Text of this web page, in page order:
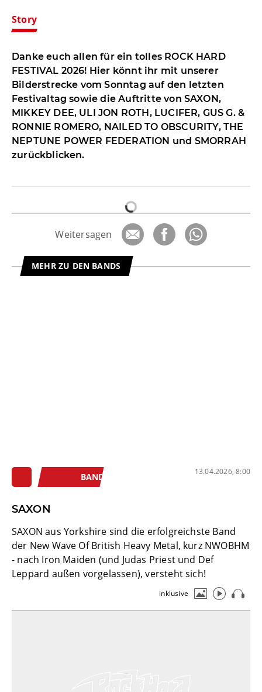
Story
Danke euch allen für ein tolles ROCK HARD
FESTIVAL 2026! Hier könnt ihr mit unserer
Bilderstrecke vom Sonntag auf den letzten
Festivaltag sowie die Auftritte von SAXON,
MIKKEY DEE, ULI JON ROTH, LUCIFER, GUS G. &
RONNIE ROMERO, NAILED TO OBSCURITY, THE
NEPTUNE POWER FEDERATION und SMORRAH
zurückblicken.
Weitersagen
MEHR ZU DEN BANDS
BAND 13.04.2026, 8:00
SAXON
SAXON aus Yorkshire sind die erfolgreichste Band
der New Wave Of British Heavy Metal, kurz NWOBHM
- nach Iron Maiden (und Judas Priest und Def
Leppard außen vorgelassen), versteht sich!
inklusive